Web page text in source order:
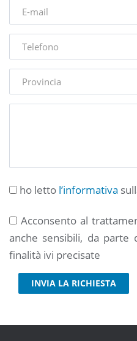
ho letto l’informativa
Acconsento al
anche sensibili, da parte
finalità ivi precisate
INVIA LA RICHIESTA